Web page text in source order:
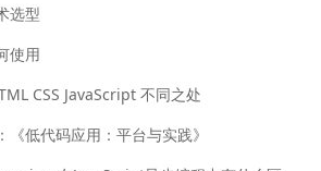
选型
使用
CSS JavaScript 不同之处
《低代码应用：平台与实践》